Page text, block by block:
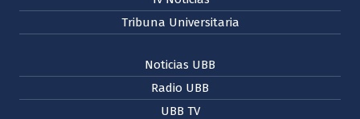
Tribuna Universitaria
Noticias UBB
Radio UBB
UBB TV